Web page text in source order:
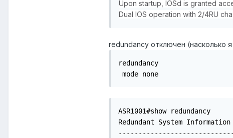
Upon startup, IOSd is granted
Dual IOS operation with 2/4RU
redundancy отключен (насколько
redundancy
mode none
ASR1001#show redundancy
Redundant System